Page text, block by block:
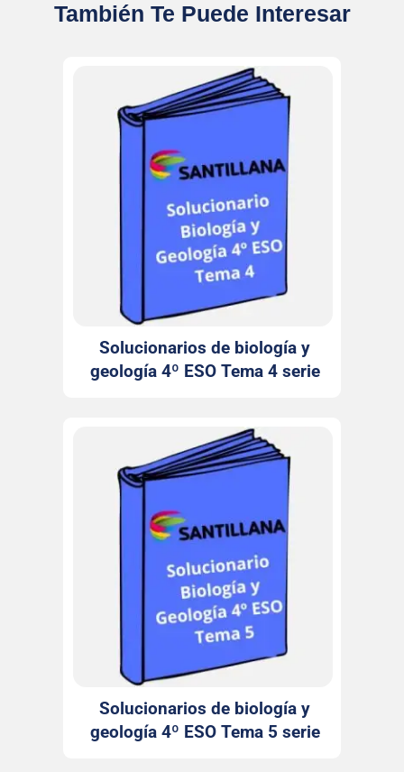
También Te Puede Interesar
Solucionarios de biología y
geología 4º ESO Tema 4 serie
Solucionarios de biología y
geología 4º ESO Tema 5 serie